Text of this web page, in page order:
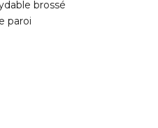
brossé
paroi